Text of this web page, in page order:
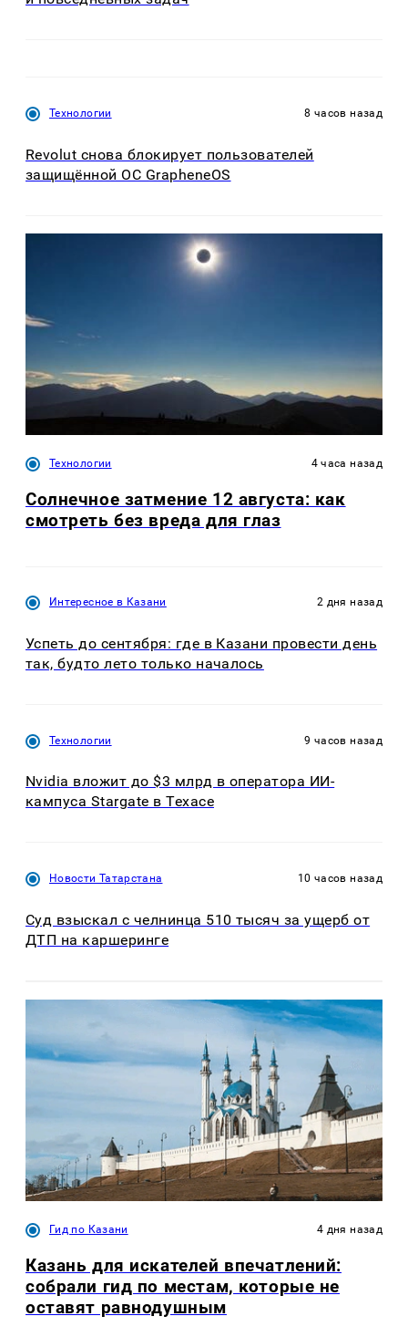
Технологии 8 часов назад
Revolut снова блокирует пользователей
защищённой ОС GrapheneOS
Технологии 4 часа назад
Солнечное затмение 12 августа: как
смотреть без вреда для глаз
Интересное в Казани 2 дня назад
Успеть до сентября: где в Казани провести день
так, будто лето только началось
Технологии 9 часов назад
Nvidia вложит до $3 млрд в оператора ИИ-
кампуса Stargate в Техасе
Новости Татарстана 10 часов назад
Суд взыскал с челнинца 510 тысяч за ущерб от
ДТП на каршеринге
Гид по Казани 4 дня назад
Казань для искателей впечатлений:
собрали гид по местам, которые не
оставят равнодушным